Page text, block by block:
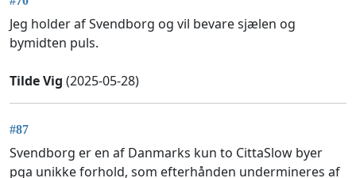
Jeg holder af Svendborg og vil bevare sjælen og
bymidten puls.
Tilde Vig (2025-05-28)
#87
Svendborg er en af Danmarks kun to CittaSlow byer
pga unikke forhold, som efterhånden undermineres af